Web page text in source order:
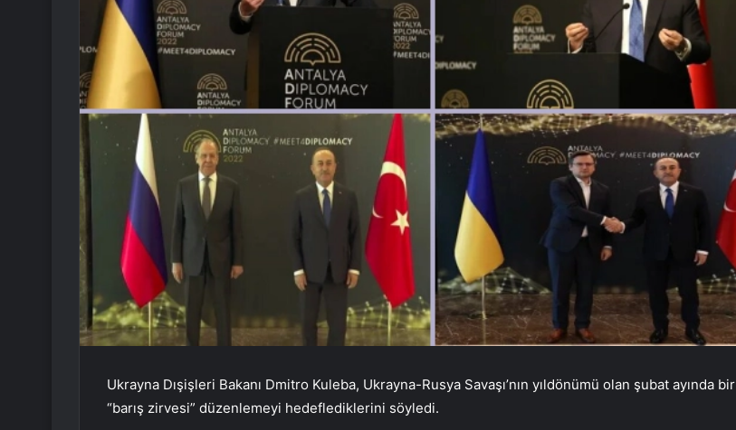
Ukrayna Dışişleri Bakanı Dmitro Kuleba, Ukrayna-Rusya Savaşı’nın yıldönümü olan şubat ayında bir
“barış zirvesi” düzenlemeyi hedeflediklerini söyledi.